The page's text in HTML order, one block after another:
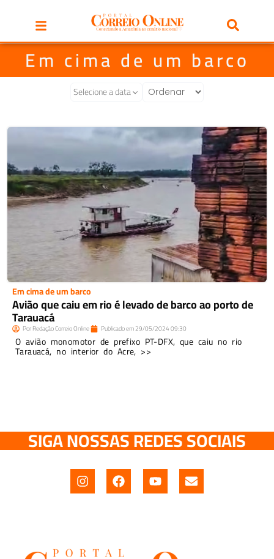
Em cima de um barco
Selecione a data
Em cima de um barco
Avião que caiu em rio é levado de barco ao porto de
Tarauacá
PorRedação Correio Online Publicado em29/05/202409:30
O avião monomotor de prefixo PT-DFX, que caiu no rio
Tarauacá, no interior do Acre, >>
SIGA NOSSAS REDES SOCIAIS